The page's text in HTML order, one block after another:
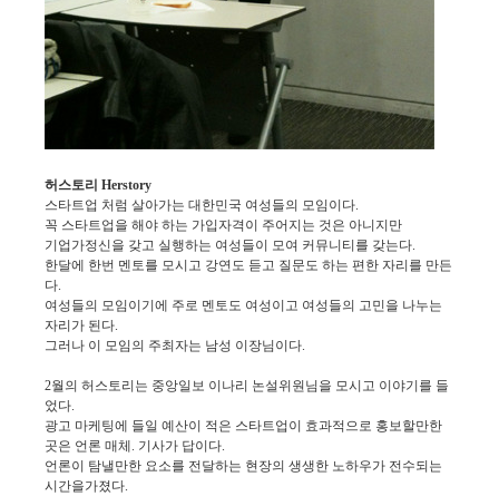
허스토리 Herstory
스타트업 처럼 살아가는 대한민국 여성들의 모임이다.
꼭 스타트업을 해야 하는 가입자격이 주어지는 것은 아니지만
기업가정신을 갖고 실행하는 여성들이 모여 커뮤니티를 갖는다.
한달에 한번 멘토를 모시고 강연도 듣고 질문도 하는 편한 자리를 만든
다.
여성들의 모임이기에 주로 멘토도 여성이고 여성들의 고민을 나누는
자리가 된다.
그러나 이 모임의 주최자는 남성 이장님이다.
2월의 허스토리는 중앙일보 이나리 논설위원님을 모시고 이야기를 들
었다.
광고 마케팅에 들일 예산이 적은 스타트업이 효과적으로 홍보할만한
곳은 언론 매체. 기사가 답이다.
언론이 탐낼만한 요소를 전달하는 현장의 생생한 노하우가 전수되는
시간을가졌다.